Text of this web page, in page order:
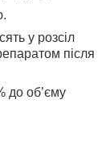
у розсіл
після
до об’єму